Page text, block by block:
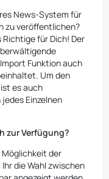
News-System für
zu veröffentlichen?
für Dich! Der
Funktion auch
Um den
es auch
Einzelnen
zur Verfügung?
der
die Wahl zwischen